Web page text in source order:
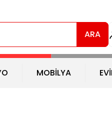
ARA
MOBİLYA